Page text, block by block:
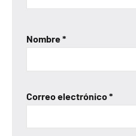
Nombre*
Correo electrónico*